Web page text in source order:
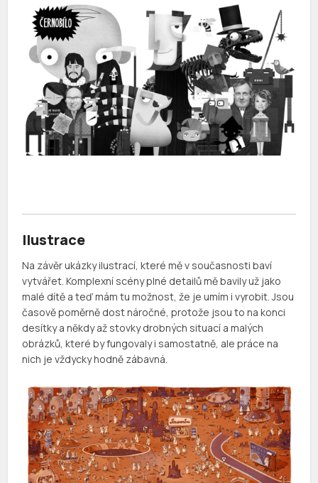
Ilustrace
Na závěr ukázky ilustrací, které mě v současnosti baví
vytvářet. Komplexní scény plné detailů mě bavily už jako
malé dítě a teď mám tu možnost, že je umím i vyrobit. Jsou
časově poměrně dost náročné, protože jsou to na konci
desítky a někdy až stovky drobných situací a malých
obrázků, které by fungovaly i samostatně, ale práce na
nich je vždycky hodně zábavná.